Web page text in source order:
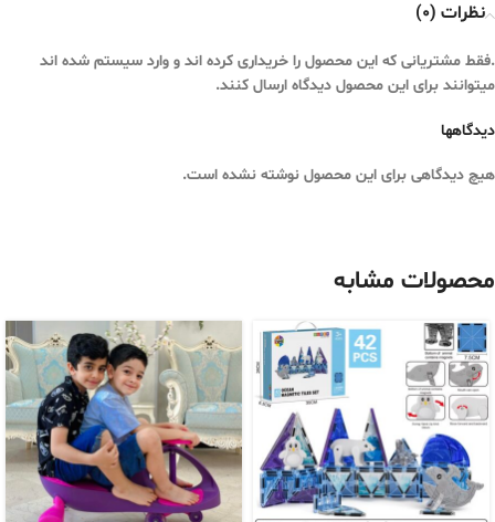
نظرات (0)
دیدگاهها
هیچ دیدگاهی برای این محصول نوشته نشده است.
.فقط مشتریانی که این محصول را خریداری کرده اند و وارد سیستم شده اند
میتوانند برای این محصول دیدگاه ارسال کنند.
محصولات مشابه